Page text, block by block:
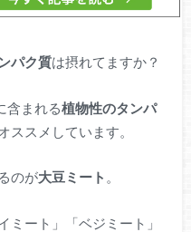
パク質は摂れてますか？
含まれる植物性のタンパ
ススメしています。
のが大豆ミート 。
ミート」「ベジミート」